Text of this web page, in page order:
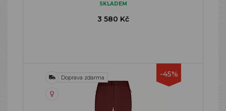
SKLADEM
3 580 Kč
-45%
Doprava zdarma